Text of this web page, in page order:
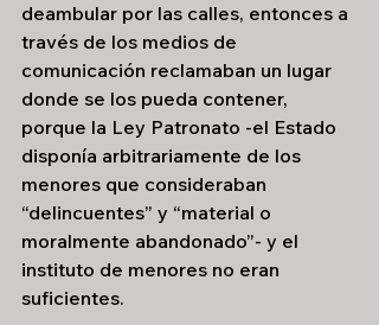
deambular por las calles, entonces a
través de los medios de
comunicación reclamaban un lugar
donde se los pueda contener,
porque la Ley Patronato -el Estado
disponía arbitrariamente de los
menores que consideraban
“delincuentes” y “material o
moralmente abandonado”- y el
instituto de menores no eran
suficientes.